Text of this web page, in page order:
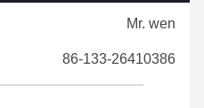
Mr. wen
86-133-26410386